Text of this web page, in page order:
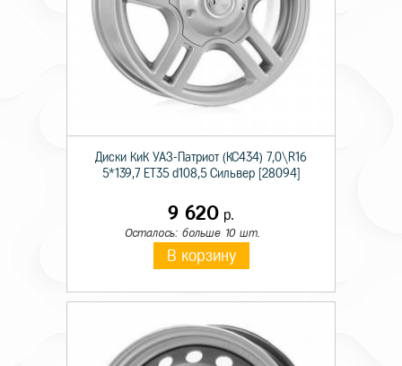
Диски КиК УАЗ-Патриот (КС434) 7,0\R16
5*139,7 ET35 d108,5 Сильвер [28094]
9 620 р.
Осталось: больше 10 шт.
В корзину